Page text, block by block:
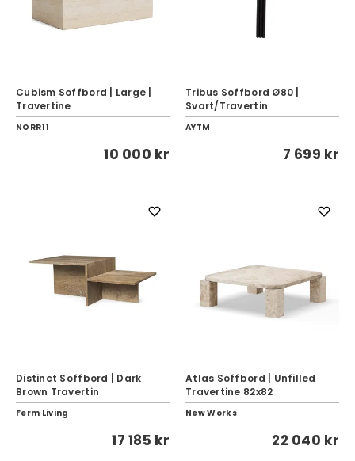
Cubism Soffbord | Large |
Travertine
NORR11
10 000 kr
Tribus Soffbord Ø80 |
Svart/Travertin
AYTM
7 699 kr
Distinct Soffbord | Dark
Brown Travertin
Ferm Living
17 185 kr
Atlas Soffbord | Unfilled
Travertine 82x82
New Works
22 040 kr